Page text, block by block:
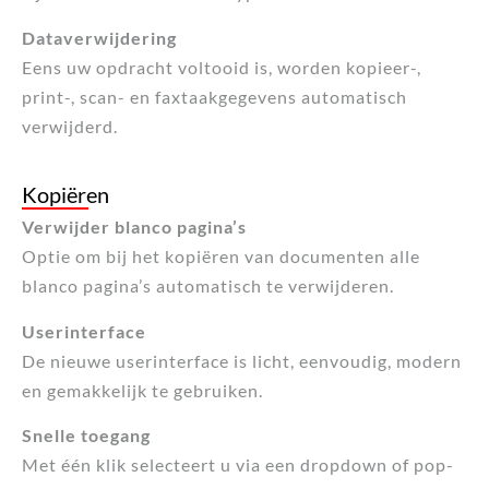
Dataverwijdering
Eens uw opdracht voltooid is, worden kopieer-,
print-, scan- en faxtaakgegevens automatisch
verwijderd.
Kopiëren
Verwijder blanco pagina’s
Optie om bij het kopiëren van documenten alle
blanco pagina’s automatisch te verwijderen.
Userinterface
De nieuwe userinterface is licht, eenvoudig, modern
en gemakkelijk te gebruiken.
Snelle toegang
Met één klik selecteert u via een dropdown of pop-